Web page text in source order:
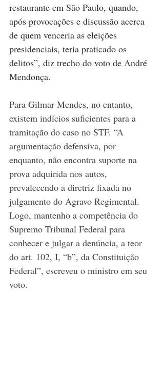
restaurante em São Paulo, quando,
após provocações e discussão acerca
de quem venceria as eleições
presidenciais, teria praticado os
delitos”, diz trecho do voto de André
Mendonça.
Para Gilmar Mendes, no entanto,
existem indícios suficientes para a
tramitação do caso no STF. “A
argumentação defensiva, por
enquanto, não encontra suporte na
prova adquirida nos autos,
prevalecendo a diretriz fixada no
julgamento do Agravo Regimental.
Logo, mantenho a competência do
Supremo Tribunal Federal para
conhecer e julgar a denúncia, a teor
do art. 102, I, “b”, da Constituição
Federal”, escreveu o ministro em seu
voto.